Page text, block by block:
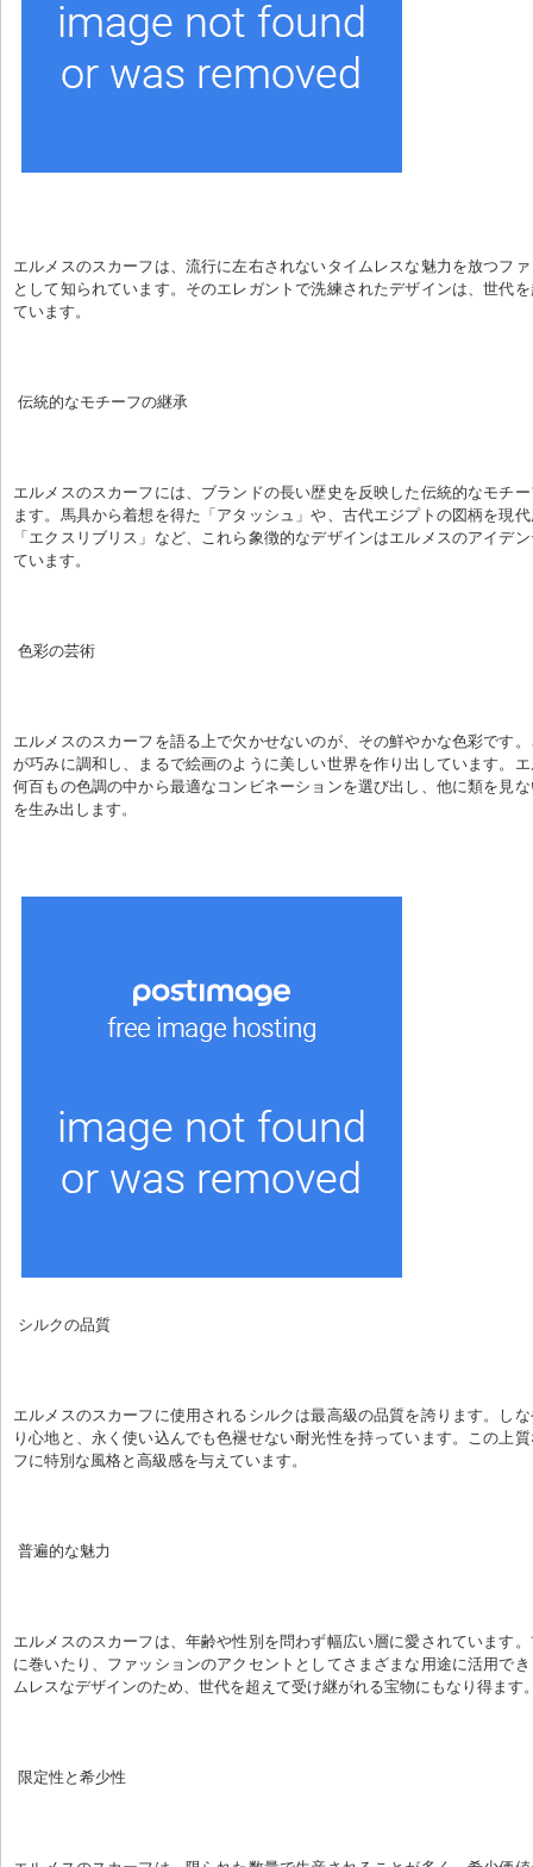
エルメスのスカーフは、流行に左右されないタイムレスな魅力を放つフ
として知られています。そのエレガントで洗練されたデザインは、世代
ています。
伝統的なモチーフの継承
エルメスのスカーフには、ブランドの長い歴史を反映した伝統的なモチ
ます。馬具から着想を得た「アタッシュ」や、古代エジプトの図柄を現
「エクスリブリス」など、これら象徴的なデザインはエルメスのアイデ
ています。
色彩の芸術
エルメスのスカーフを語る上で欠かせないのが、その鮮やかな色彩です
が巧みに調和し、まるで絵画のように美しい世界を作り出しています。
何百もの色調の中から最適なコンビネーションを選び出し、他に類を見
を生み出します。
シルクの品質
エルメスのスカーフに使用されるシルクは最高級の品質を誇ります。し
り心地と、永く使い込んでも色褪せない耐光性を持っています。この上
フに特別な風格と高級感を与えています。
普遍的な魅力
エルメスのスカーフは、年齢や性別を問わず幅広い層に愛されています
に巻いたり、ファッションのアクセントとしてさまざまな用途に活用で
ムレスなデザインのため、世代を超えて受け継がれる宝物にもなり得ます
限定性と希少性